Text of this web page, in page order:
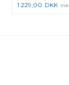
1.229,00 DKK